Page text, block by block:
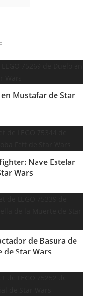
en Mustafar de Star
Nave Estelar
Wars
de Basura de
de Star Wars